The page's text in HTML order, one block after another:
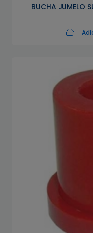
BUCHA JUMELO